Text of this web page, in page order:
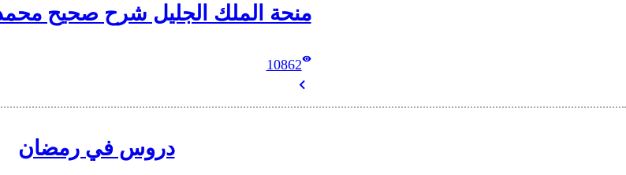
منحة الملك الجليل شرح صحيح
10862
دروس في رمضان